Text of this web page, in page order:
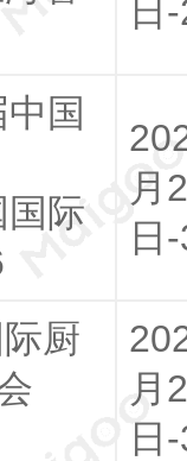
日
国
际
月
日
厨
月
日